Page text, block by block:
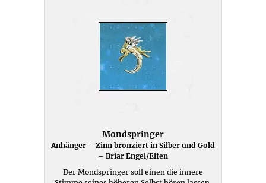
Mondspringer
Anhänger – Zinn bronziert in Silber und Gold
– Briar Engel/Elfen
Der Mondspringer soll einen die innere